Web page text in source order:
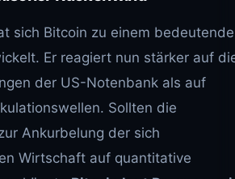
sich Bitcoin zu einem
Er reagiert nun stärker auf
der US-Notenbank als auf
Sollten die
Ankurbelung der sich
Wirtschaft auf quantitative